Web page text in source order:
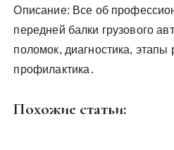
Описание: Все об
передней балки грузового
поломок, диагностика, этапы
профилактика․
Похожие статьи: